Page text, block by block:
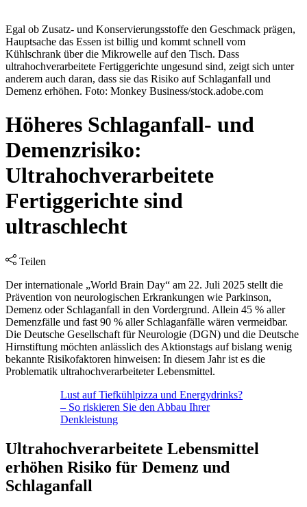
Egal ob Zusatz- und Konservierungsstoffe den Geschmack prägen,
Hauptsache das Essen ist billig und kommt schnell vom
Kühlschrank über die Mikrowelle auf den Tisch. Dass
ultrahochverarbeitete Fertiggerichte ungesund sind, zeigt sich unter
anderem auch daran, dass sie das Risiko auf Schlaganfall und
Demenz erhöhen. Foto: Monkey Business/stock.adobe.com
Höheres Schlaganfall- und
Demenzrisiko:
Ultrahochverarbeitete
Fertiggerichte sind
ultraschlecht
Teilen
Der internationale „World Brain Day“ am 22. Juli 2025 stellt die
Prävention von neurologischen Erkrankungen wie Parkinson,
Demenz oder Schlaganfall in den Vordergrund. Allein 45 % aller
Demenzfälle und fast 90 % aller Schlaganfälle wären vermeidbar.
Die Deutsche Gesellschaft für Neurologie (DGN) und die Deutsche
Hirnstiftung möchten anlässlich des Aktionstags auf bislang wenig
bekannte Risikofaktoren hinweisen: In diesem Jahr ist es die
Problematik ultrahochverarbeiteter Lebensmittel.
Lust auf Tiefkühlpizza und Energydrinks?
– So riskieren Sie den Abbau Ihrer
Denkleistung
Ultrahochverarbeitete Lebensmittel
erhöhen Risiko für Demenz und
Schlaganfall